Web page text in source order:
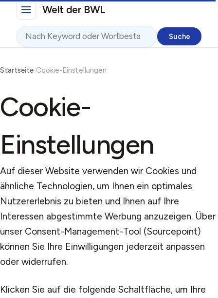
Direkt zum InhaltWelt der BWL
Suche
Pfadnavigation
Startseite Cookie-Einstellungen
Cookie-
Einstellungen
Auf dieser Website verwenden wir Cookies und
ähnliche Technologien, um Ihnen ein optimales
Nutzererlebnis zu bieten und Ihnen auf Ihre
Interessen abgestimmte Werbung anzuzeigen. Über
unser Consent-Management-Tool (Sourcepoint)
können Sie Ihre Einwilligungen jederzeit anpassen
oder widerrufen.
Klicken Sie auf die folgende Schaltfläche, um Ihre